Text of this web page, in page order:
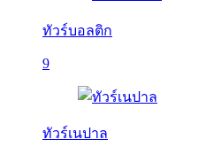
ทัวร์บอลติก
9
ทัวร์เนปาล